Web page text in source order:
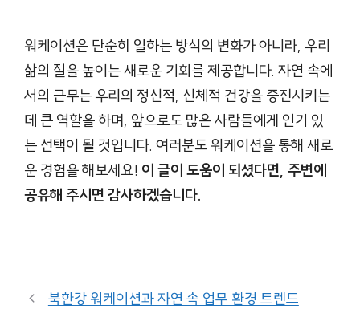
워케이션은 단순히 일하는 방식의 변화가 아니라, 우리
삶의 질을 높이는 새로운 기회를 제공합니다. 자연 속에
서의 근무는 우리의 정신적, 신체적 건강을 증진시키는
데 큰 역할을 하며, 앞으로도 많은 사람들에게 인기 있
는 선택이 될 것입니다. 여러분도 워케이션을 통해 새로
운 경험을 해보세요! 이 글이 도움이 되셨다면, 주변에
공유해 주시면 감사하겠습니다.
북한강 워케이션과 자연 속 업무 환경 트렌드